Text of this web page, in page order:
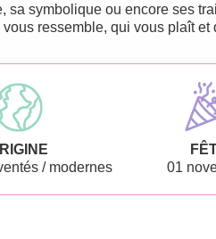
sa symbolique ou encore ses
vous ressemble, qui vous plaît
/ modernes
01